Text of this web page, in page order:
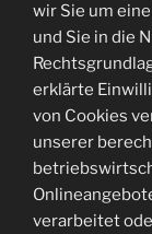
wir Sie um
und Sie in die
erklärte
von Cookies
unserer
verarbeitet